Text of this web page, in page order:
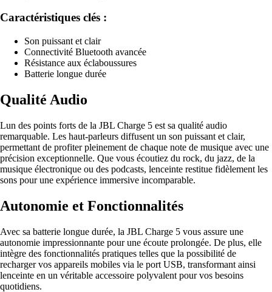
Caractéristiques clés :
Son puissant et clair
Connectivité Bluetooth avancée
Résistance aux éclaboussures
Batterie longue durée
Qualité Audio
Lun des points forts de la JBL Charge 5 est sa qualité audio
remarquable. Les haut-parleurs diffusent un son puissant et clair,
permettant de profiter pleinement de chaque note de musique avec une
précision exceptionnelle. Que vous écoutiez du rock, du jazz, de la
musique électronique ou des podcasts, lenceinte restitue fidèlement les
sons pour une expérience immersive incomparable.
Autonomie et Fonctionnalités
Avec sa batterie longue durée, la JBL Charge 5 vous assure une
autonomie impressionnante pour une écoute prolongée. De plus, elle
intègre des fonctionnalités pratiques telles que la possibilité de
recharger vos appareils mobiles via le port USB, transformant ainsi
lenceinte en un véritable accessoire polyvalent pour vos besoins
quotidiens.